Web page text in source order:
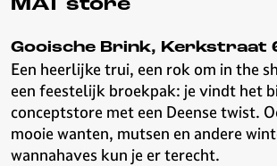
MAT store
Gooische Brink, Kerkstraat
Een heerlijke trui, een rok om in the
een feestelijk broekpak: je vindt het
conceptstore met een Deense twist.
mooie wanten, mutsen en andere
wannahaves kun je er terecht.